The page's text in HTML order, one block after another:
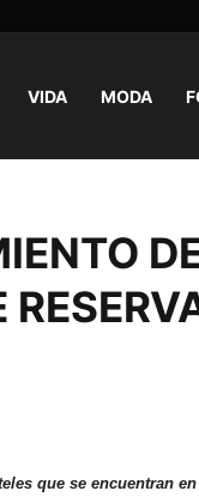
VIDA MODA
que se encuentran